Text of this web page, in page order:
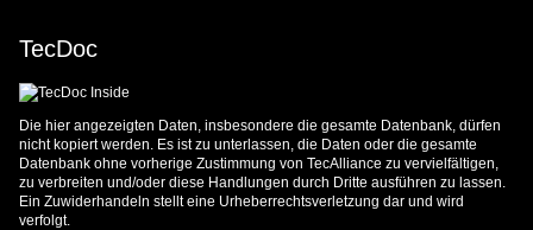
TecDoc
Die hier angezeigten Daten, insbesondere die gesamte Datenbank, dürfen
nicht kopiert werden. Es ist zu unterlassen, die Daten oder die gesamte
Datenbank ohne vorherige Zustimmung von TecAlliance zu vervielfältigen,
zu verbreiten und/oder diese Handlungen durch Dritte ausführen zu lassen.
Ein Zuwiderhandeln stellt eine Urheberrechtsverletzung dar und wird
verfolgt.